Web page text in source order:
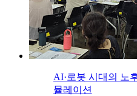
AI·로봇 시대의 노
뮬레이션